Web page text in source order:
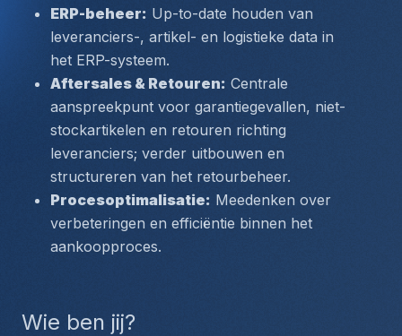
ERP-beheer: Up-to-date houden van
leveranciers-, artikel- en logistieke data in
het ERP-systeem.
Aftersales & Retouren: Centrale
aanspreekpunt voor garantiegevallen, niet-
stockartikelen en retouren richting
leveranciers; verder uitbouwen en
structureren van het retourbeheer.
Procesoptimalisatie: Meedenken over
verbeteringen en efficiëntie binnen het
aankoopproces.
Wie ben jij?